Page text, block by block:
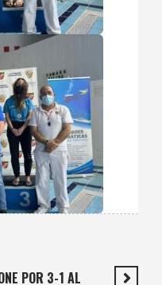
POR 3-1 AL